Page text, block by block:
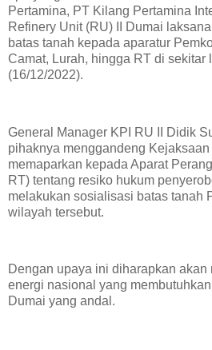
Pertamina, PT Kilang Pertamina
Refinery Unit (RU) II Dumai
batas tanah kepada aparatur
Camat, Lurah, hingga RT di sekitar
(16/12/2022).
General Manager KPI RU II Didik
pihaknya menggandeng
memaparkan kepada Aparat
RT) tentang resiko hukum
melakukan sosialisasi batas tanah
wilayah tersebut.
Dengan upaya ini diharapkan akan
energi nasional yang
Dumai yang andal.